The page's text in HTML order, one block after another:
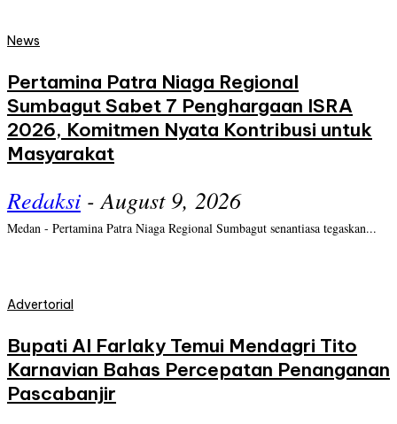
News
Pertamina Patra Niaga Regional
Sumbagut Sabet 7 Penghargaan ISRA
2026, Komitmen Nyata Kontribusi untuk
Masyarakat
Redaksi - August 9, 2026
Medan - Pertamina Patra Niaga Regional Sumbagut senantiasa tegaskan...
Advertorial
Bupati Al Farlaky Temui Mendagri Tito
Karnavian Bahas Percepatan Penanganan
Pascabanjir